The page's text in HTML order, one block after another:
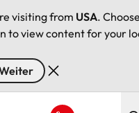
visiting from USA.
to view content for your